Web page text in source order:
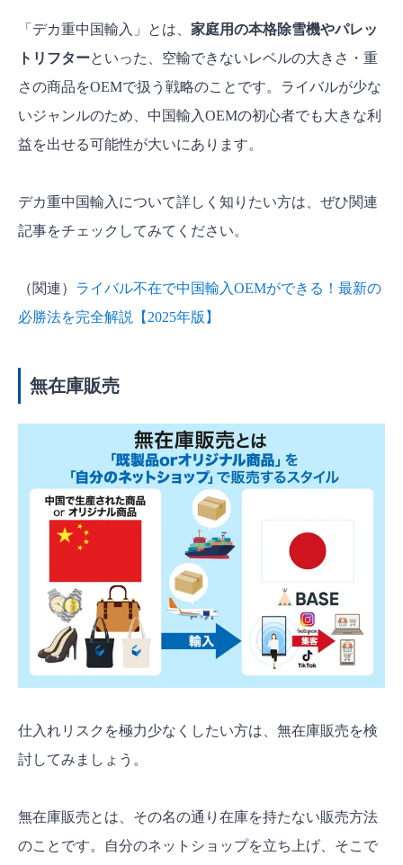
「デカ重中国輸入」とは、 家庭用の本格除雪機やパレッ
トリフターといった、空輸できないレベルの大きさ・重
さの商品をOEMで扱う戦略のことです。ライバルが少な
いジャンルのため、中国輸入OEMの初心者でも大きな利
益を出せる可能性が大いにあります。
デカ重中国輸入について詳しく知りたい方は、ぜひ関連
記事をチェックしてみてください。
（関連） ライバル不在で中国輸入OEMができる！最新の
必勝法を完全解説【2025年版】
無在庫販売
仕入れリスクを極力少なくしたい方は、無在庫販売を検
討してみましょう。
無在庫販売とは、その名の通り在庫を持たない販売方法
のことです。自分のネットショップを立ち上げ、そこで